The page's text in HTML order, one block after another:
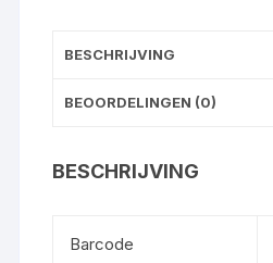
BESCHRIJVING
BEOORDELINGEN (0)
BESCHRIJVING
Barcode